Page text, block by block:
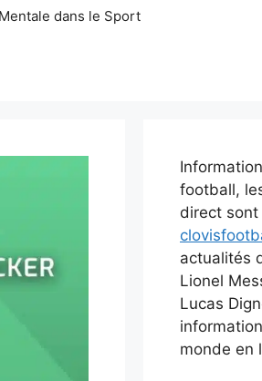
dans le Sport
football,
direct
actualités
Lionel
Lucas
monde en